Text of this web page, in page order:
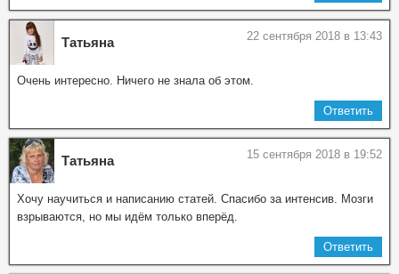
Татьяна 22 сентября 2018 в 13:43
Очень интересно. Ничего не знала об этом.
Ответить
Татьяна 15 сентября 2018 в 19:52
Хочу научиться и написанию статей. Спасибо за интенсив. Мозги
взрываются, но мы идём только вперёд.
Ответить